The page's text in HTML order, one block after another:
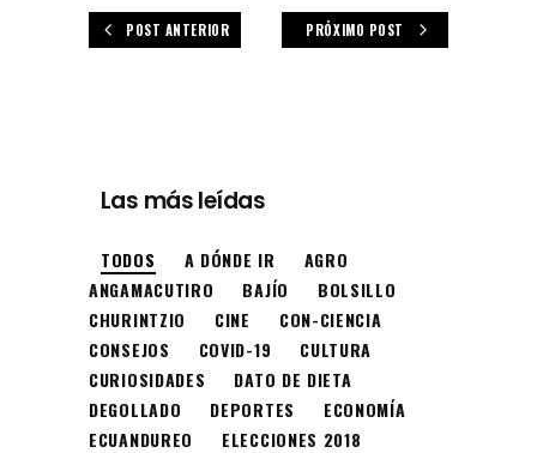
POST ANTERIOR PRÓXIMO POST
Las más leídas
TODOS A DÓNDE IR
AGRO
ANGAMACUTIRO
BAJÍO
BOLSILLO
CHURINTZIO
CINE
CON-CIENCIA
CONSEJOS
COVID-19
CULTURA
CURIOSIDADES
DATO DE DIETA
DEGOLLADO
DEPORTES
ECONOMÍA
ECUANDUREO
ELECCIONES 2018